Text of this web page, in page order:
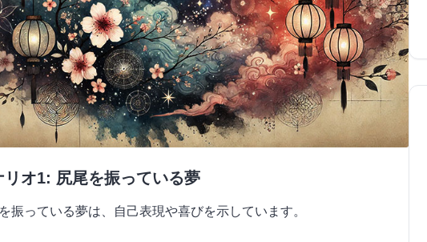
リオ1: 尻尾を振っている夢
振っている夢は、自己表現や喜びを示しています。